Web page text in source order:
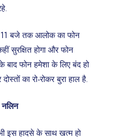
11 बजे तक आलोक का फोन
सुरक्षित होगा और फोन
फोन हमेशा के लिए बंद हो
का रो-रोकर बुरा हाल है.
नलिन
इस हादसे के साथ खत्म हो